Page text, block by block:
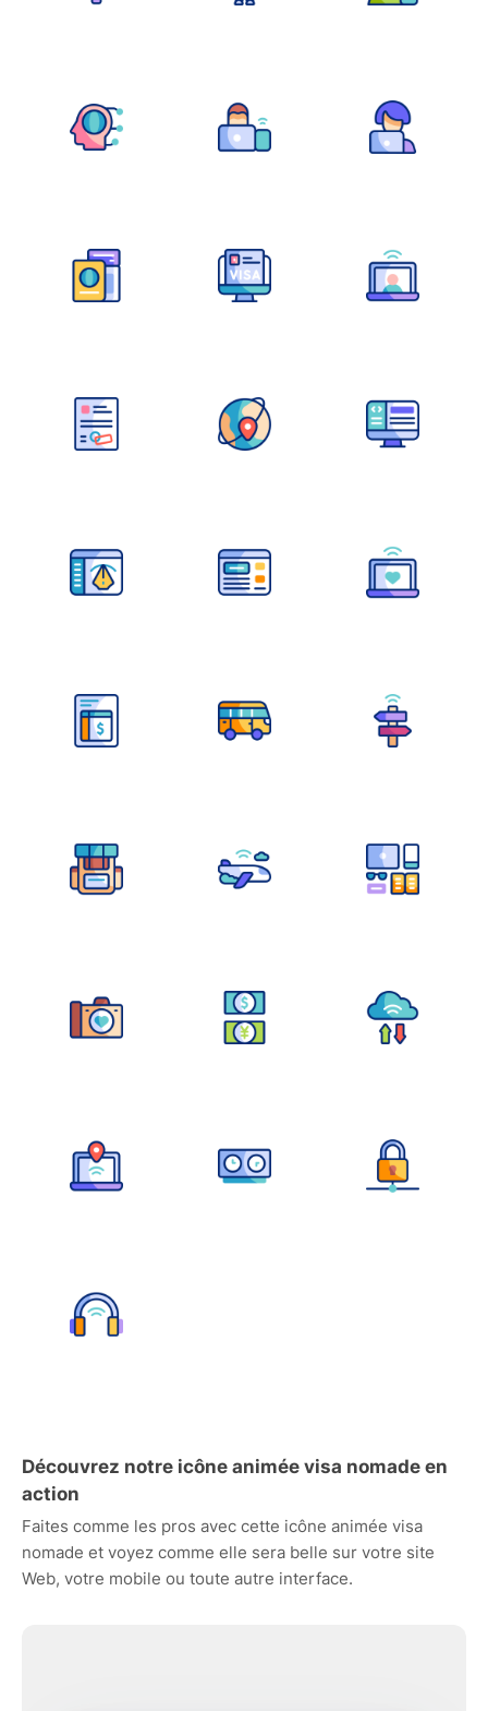
Découvrez notre icône animée visa nomade en
action
Faites comme les pros avec cette icône animée visa
nomade et voyez comme elle sera belle sur votre site
Web, votre mobile ou toute autre interface.